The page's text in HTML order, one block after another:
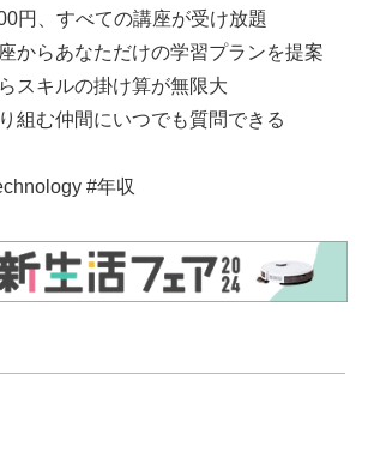
円、すべての講座が受け放題
からあなただけの学習プランを提案
スキルの掛け算が無限大
組む仲間にいつでも質問できる
#年収